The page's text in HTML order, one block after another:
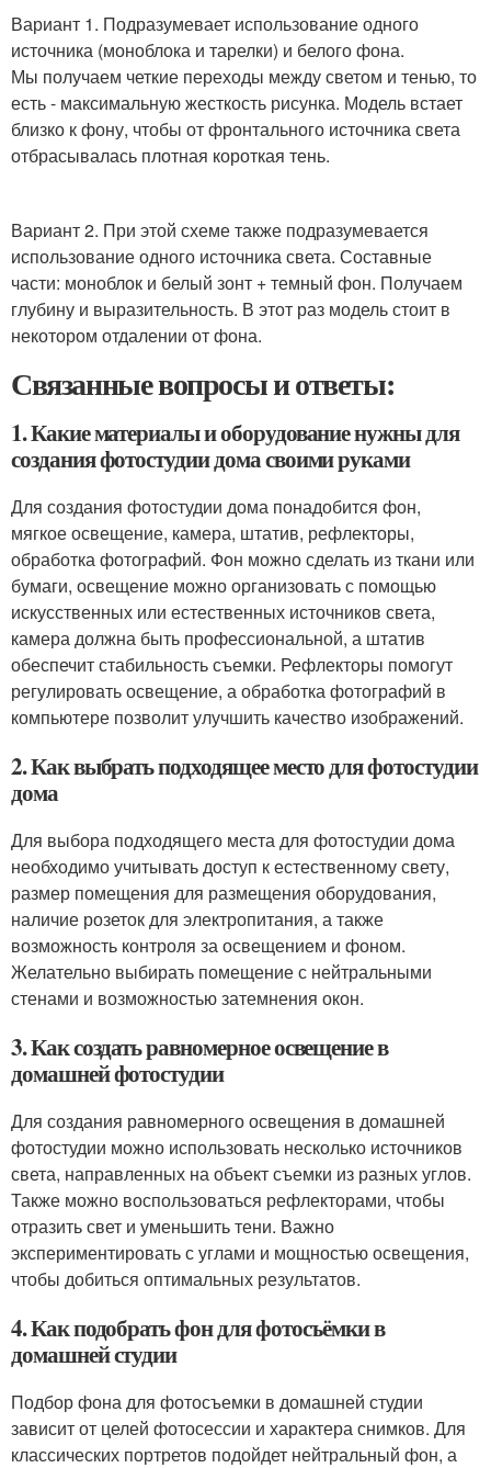
Вариант 1. Подразумевает использование одного
источника (моноблока и тарелки) и белого фона.
Мы получаем четкие переходы между светом и тенью, то
есть - максимальную жесткость рисунка. Модель встает
близко к фону, чтобы от фронтального источника света
отбрасывалась плотная короткая тень.
Вариант 2. При этой схеме также подразумевается
использование одного источника света. Составные
части: моноблок и белый зонт + темный фон. Получаем
глубину и выразительность. В этот раз модель стоит в
некотором отдалении от фона.
Связанные вопросы и ответы:
1. Какие материалы и оборудование нужны для
создания фотостудии дома своими руками
Для создания фотостудии дома понадобится фон,
мягкое освещение, камера, штатив, рефлекторы,
обработка фотографий. Фон можно сделать из ткани или
бумаги, освещение можно организовать с помощью
искусственных или естественных источников света,
камера должна быть профессиональной, а штатив
обеспечит стабильность съемки. Рефлекторы помогут
регулировать освещение, а обработка фотографий в
компьютере позволит улучшить качество изображений.
2. Как выбрать подходящее место для фотостудии
дома
Для выбора подходящего места для фотостудии дома
необходимо учитывать доступ к естественному свету,
размер помещения для размещения оборудования,
наличие розеток для электропитания, а также
возможность контроля за освещением и фоном.
Желательно выбирать помещение с нейтральными
стенами и возможностью затемнения окон.
3. Как создать равномерное освещение в
домашней фотостудии
Для создания равномерного освещения в домашней
фотостудии можно использовать несколько источников
света, направленных на объект съемки из разных углов.
Также можно воспользоваться рефлекторами, чтобы
отразить свет и уменьшить тени. Важно
экспериментировать с углами и мощностью освещения,
чтобы добиться оптимальных результатов.
4. Как подобрать фон для фотосъёмки в
домашней студии
Подбор фона для фотосъемки в домашней студии
зависит от целей фотосессии и характера снимков. Для
классических портретов подойдет нейтральный фон, а